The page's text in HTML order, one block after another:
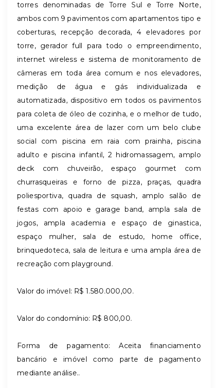
torres denominadas de Torre Sul e Torre Norte,
ambos com 9 pavimentos com apartamentos tipo e
coberturas, recepção decorada, 4 elevadores por
torre, gerador full para todo o empreendimento,
internet wireless e sistema de monitoramento de
câmeras em toda área comum e nos elevadores,
medição de água e gás individualizada e
automatizada, dispositivo em todos os pavimentos
para coleta de óleo de cozinha, e o melhor de tudo,
uma excelente área de lazer com um belo clube
social com piscina em raia com prainha, piscina
adulto e piscina infantil, 2 hidromassagem, amplo
deck com chuveirão, espaço gourmet com
churrasqueiras e forno de pizza, praças, quadra
poliesportiva, quadra de squash, amplo salão de
festas com apoio e garage band, ampla sala de
jogos, ampla academia e espaço de ginastica,
espaço mulher, sala de estudo, home office,
brinquedoteca, sala de leitura e uma ampla área de
recreação com playground.
Valor do imóvel: R$ 1.580.000,00.
Valor do condomínio: R$ 800,00.
Forma de pagamento: Aceita financiamento
bancário e imóvel como parte de pagamento
mediante análise..